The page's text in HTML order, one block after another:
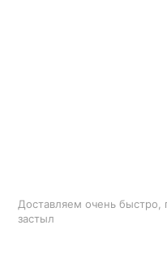
Доставляем очень быстро,
застыл